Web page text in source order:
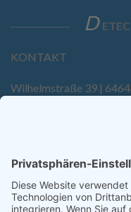
D
KONTAKT
Wilhelmstraße 39 |
SERVICE